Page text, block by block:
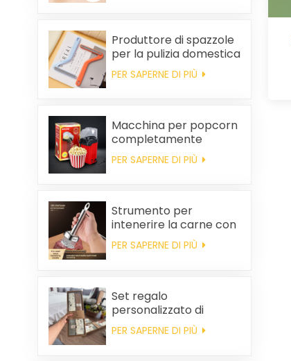
Produttore di spazzole
per la pulizia domestica
in plastica per la
rimozione dei peli
PER SAPERNE DI PIÙ
Macchina per popcorn
completamente
automatica, macchina
per popcorn portatile
PER SAPERNE DI PIÙ
Strumento per
intenerire la carne con
ago da bistecca
PER SAPERNE DI PIÙ
Set regalo
personalizzato di
asciugamani da cucina
e tovaglioli quadrati in
PER SAPERNE DI PIÙ